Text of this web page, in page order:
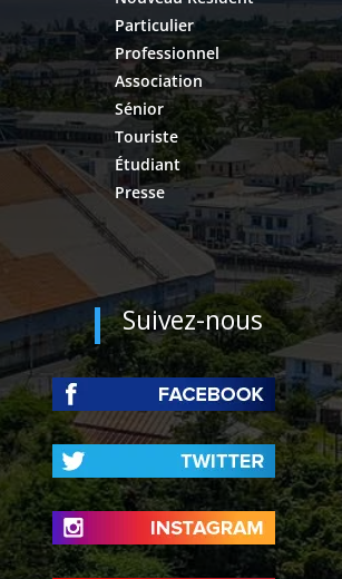
Particulier
Professionnel
Association
Sénior
Touriste
Étudiant
Presse
Suivez-nous